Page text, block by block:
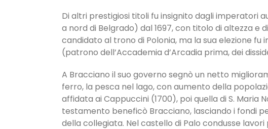
Di altri prestigiosi titoli fu insignito dagli imperatori
a nord di Belgrado) dal 1697, con titolo di altezza e
candidato al trono di Polonia, ma la sua elezione fu
(patrono dell’Accademia d’Arcadia prima, dei
A Bracciano il suo governo segnò un netto
ferro, la pesca nel lago, con aumento della
affidata ai Cappuccini (1700), poi quella di S.
testamento beneficò Bracciano, lasciando i fondi
della collegiata. Nel castello di Palo condusse lavori